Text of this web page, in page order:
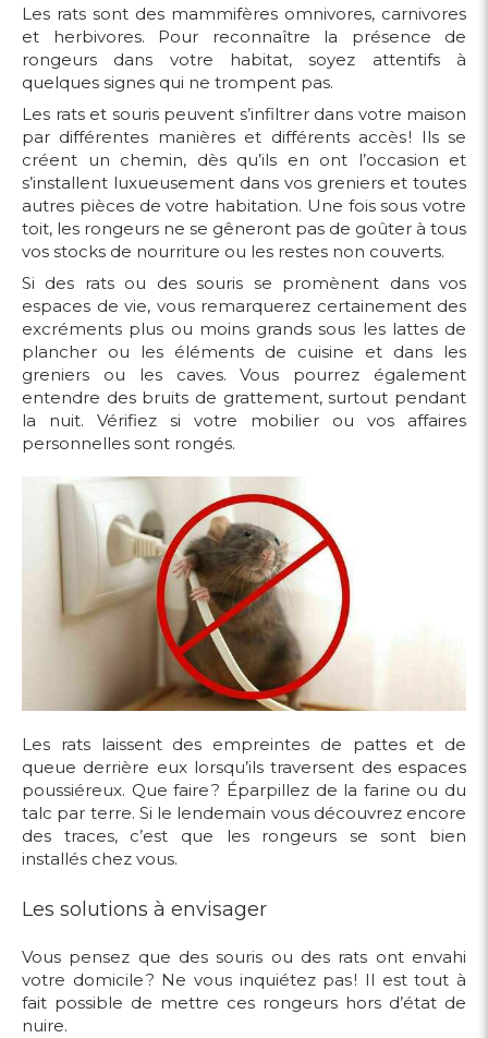
Les rats sont des mammifères omnivores, carnivores
et herbivores. Pour reconnaître la présence de
rongeurs dans votre habitat, soyez attentifs à
quelques signes qui ne trompent pas.
Les rats et souris peuvent s’infiltrer dans votre maison
par différentes manières et différents accès ! Ils se
créent un chemin, dès qu’ils en ont l’occasion et
s’installent luxueusement dans vos greniers et toutes
autres pièces de votre habitation. Une fois sous votre
toit, les rongeurs ne se gêneront pas de goûter à tous
vos stocks de nourriture ou les restes non couverts.
Si des rats ou des souris se promènent dans vos
espaces de vie, vous remarquerez certainement des
excréments plus ou moins grands sous les lattes de
plancher ou les éléments de cuisine et dans les
greniers ou les caves. Vous pourrez également
entendre des bruits de grattement, surtout pendant
la nuit. Vérifiez si votre mobilier ou vos affaires
personnelles sont rongés.
Les rats laissent des empreintes de pattes et de
queue derrière eux lorsqu’ils traversent des espaces
poussiéreux. Que faire ? Éparpillez de la farine ou du
talc par terre. Si le lendemain vous découvrez encore
des traces, c’est que les rongeurs se sont bien
installés chez vous.
Les solutions à envisager
Vous pensez que des souris ou des rats ont envahi
votre domicile ? Ne vous inquiétez pas ! Il est tout à
fait possible de mettre ces rongeurs hors d’état de
nuire.